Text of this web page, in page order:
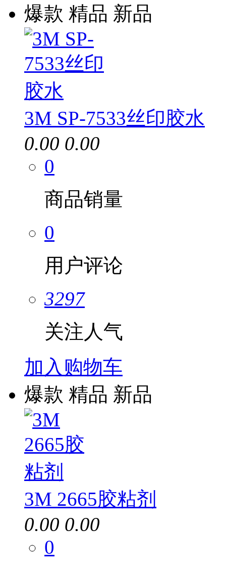
爆款 精品 新品
3M SP-7533丝印胶水
0.00 0.00
0
商品销量
0
用户评论
3297
关注人气
加入购物车
爆款 精品 新品
3M 2665胶粘剂
0.00 0.00
0